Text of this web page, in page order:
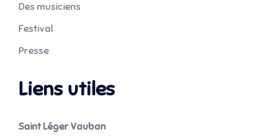
Des musiciens
Festival
Presse
Liens utiles
Saint Léger Vauban